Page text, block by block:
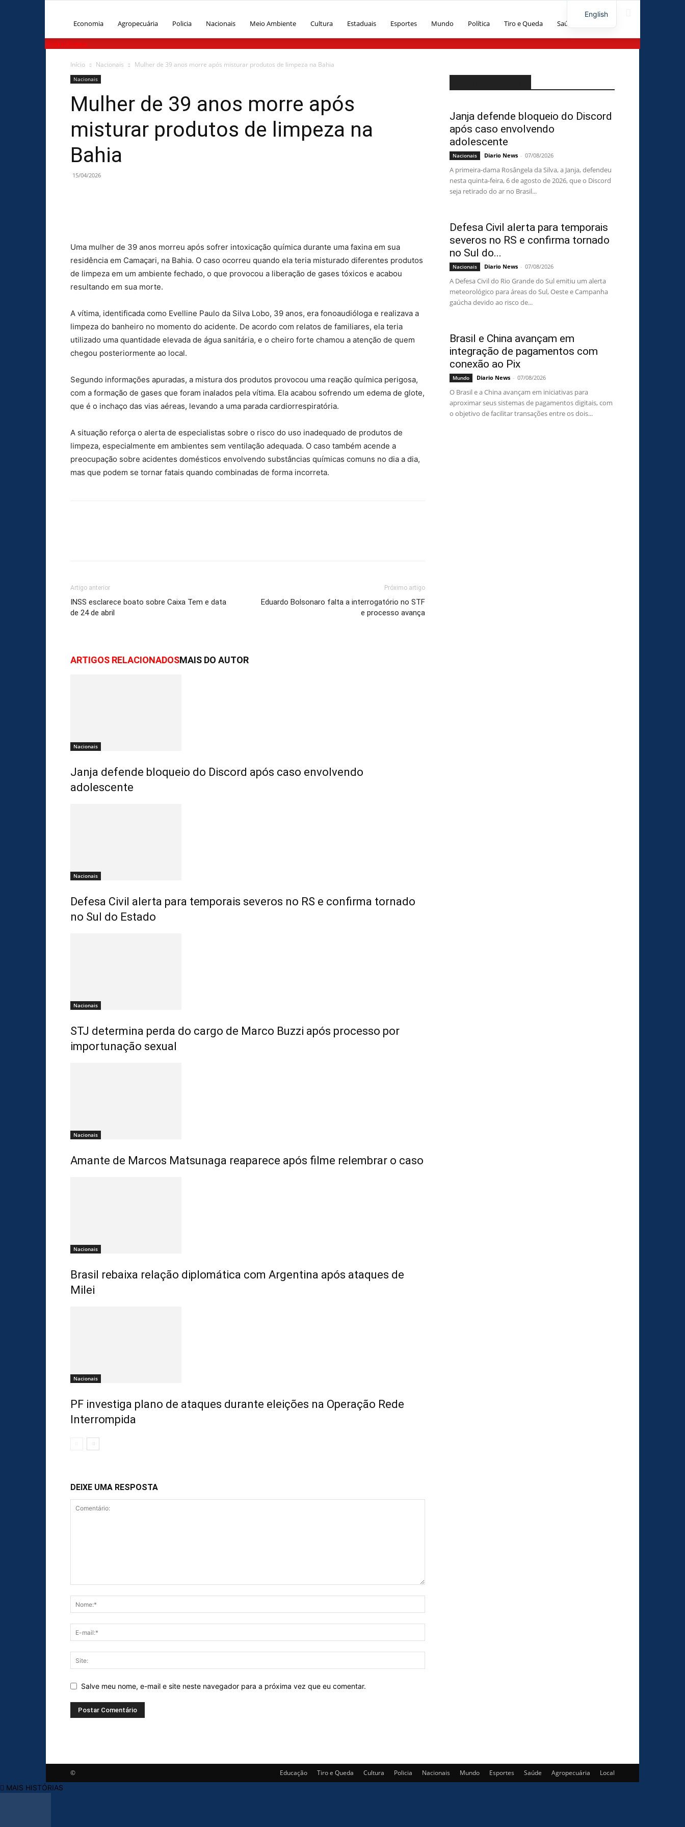
Economia Agropecuária Policia Nacionais Meio Ambiente Cultura Estaduais Esportes Mundo Política Tiro e Queda Saúde
Diário News
Início Nacionais Mulher de 39 anos morre após misturar produtos de limpeza na Bahia
Nacionais
Mulher de 39 anos morre após
misturar produtos de limpeza na
Bahia
15/04/2026
Uma mulher de 39 anos morreu após sofrer intoxicação química durante uma faxina em sua
residência em Camaçari, na Bahia. O caso ocorreu quando ela teria misturado diferentes produtos
de limpeza em um ambiente fechado, o que provocou a liberação de gases tóxicos e acabou
resultando em sua morte.
A vítima, identificada como Evelline Paulo da Silva Lobo, 39 anos, era fonoaudióloga e realizava a
limpeza do banheiro no momento do acidente. De acordo com relatos de familiares, ela teria
utilizado uma quantidade elevada de água sanitária, e o cheiro forte chamou a atenção de quem
chegou posteriormente ao local.
Segundo informações apuradas, a mistura dos produtos provocou uma reação química perigosa,
com a formação de gases que foram inalados pela vítima. Ela acabou sofrendo um edema de glote,
que é o inchaço das vias aéreas, levando a uma parada cardiorrespiratória.
A situação reforça o alerta de especialistas sobre o risco do uso inadequado de produtos de
limpeza, especialmente em ambientes sem ventilação adequada. O caso também acende a
preocupação sobre acidentes domésticos envolvendo substâncias químicas comuns no dia a dia,
mas que podem se tornar fatais quando combinadas de forma incorreta.
Artigo anterior
INSS esclarece boato sobre Caixa Tem e data
de 24 de abril
Próximo artigo
Eduardo Bolsonaro falta a interrogatório no STF
e processo avança
ARTIGOS RELACIONADOSMAIS DO AUTOR
Nacionais
Janja defende bloqueio do Discord após caso envolvendo
adolescente
Nacionais
Defesa Civil alerta para temporais severos no RS e confirma tornado
no Sul do Estado
Nacionais
STJ determina perda do cargo de Marco Buzzi após processo por
importunação sexual
Nacionais
Amante de Marcos Matsunaga reaparece após filme relembrar o caso
Nacionais
Brasil rebaixa relação diplomática com Argentina após ataques de
Milei
Nacionais
PF investiga plano de ataques durante eleições na Operação Rede
Interrompida
DEIXE UMA RESPOSTA
Salve meu nome, e-mail e site neste navegador para a próxima vez que eu comentar.
Janja defende bloqueio do Discord
após caso envolvendo
adolescente
Nacionais Diario News - 07/08/2026
A primeira-dama Rosângela da Silva, a Janja, defendeu
nesta quinta-feira, 6 de agosto de 2026, que o Discord
seja retirado do ar no Brasil...
Defesa Civil alerta para temporais
severos no RS e confirma tornado
no Sul do...
Nacionais Diario News - 07/08/2026
A Defesa Civil do Rio Grande do Sul emitiu um alerta
meteorológico para áreas do Sul, Oeste e Campanha
gaúcha devido ao risco de...
Brasil e China avançam em
integração de pagamentos com
conexão ao Pix
Mundo Diario News - 07/08/2026
O Brasil e a China avançam em iniciativas para
aproximar seus sistemas de pagamentos digitais, com
o objetivo de facilitar transações entre os dois...
Educação Tiro e Queda Cultura Policia Nacionais Mundo Esportes Saúde Agropecuária Local
©
MAIS HISTÓRIAS
English